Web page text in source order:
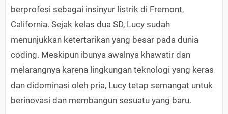
berprofesi sebagai insinyur listrik di Fremont,
California. Sejak kelas dua SD, Lucy sudah
menunjukkan ketertarikan yang besar pada dunia
coding. Meskipun ibunya awalnya khawatir dan
melarangnya karena lingkungan teknologi yang keras
dan didominasi oleh pria, Lucy tetap semangat untuk
berinovasi dan membangun sesuatu yang baru.